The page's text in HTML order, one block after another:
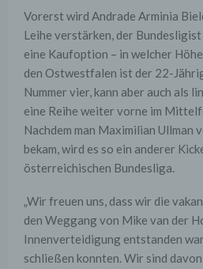
Vorerst wird Andrade Arminia
Leihe verstärken, der
eine Kaufoption – in welcher
den Ostwestfalen ist der 22-
Nummer vier, kann aber auch als
eine Reihe weiter vorne im
Nachdem man Maximilian Ullman
bekam, wird es so ein anderer
österreichischen Bundesliga.
„Wir freuen uns, dass wir die
den Weggang von Mike van der
Innenverteidigung entstanden
schließen konnten. Wir sind